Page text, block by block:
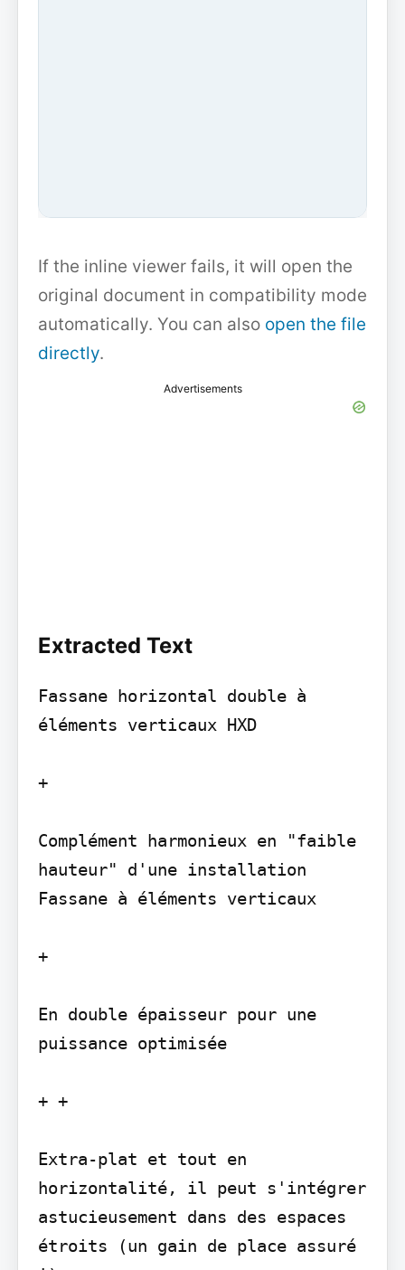
If the inline viewer fails, it will open the
original document in compatibility mode
automatically. You can also open the file
directly.
Advertisements
Extracted Text
Fassane horizontal double à
éléments verticaux HXD
+
Complément harmonieux en "faible
hauteur" d'une installation
Fassane à éléments verticaux
+
En double épaisseur pour une
puissance optimisée
+ +
Extra-plat et tout en
horizontalité, il peut s'intégrer
astucieusement dans des espaces
étroits (un gain de place assuré